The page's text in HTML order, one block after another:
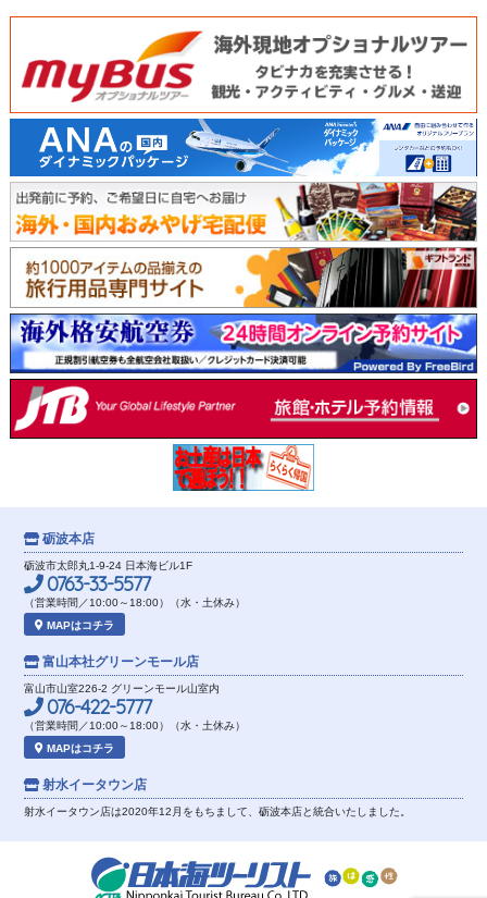
砺波本店
砺波市太郎丸1-9-24 日本海ビル1F
0763-33-5577
（営業時間／10:00～18:00）（水・土休み）
MAPはコチラ
富山本社グリーンモール店
富山市山室226-2 グリーンモール山室内
076-422-5777
（営業時間／10:00～18:00）（水・土休み）
MAPはコチラ
射水イータウン店
射水イータウン店は2020年12月をもちまして、砺波本店と統合いたしました。